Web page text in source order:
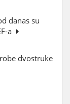
danas su
a
dvostruke